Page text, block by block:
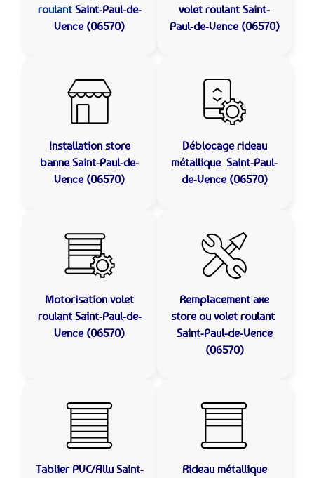
roulant Saint-Paul-de-
Vence (06570)
volet roulant Saint-
Paul-de-Vence (06570)
Installation store
banneSaint-Paul-de-
Vence (06570)
Déblocage rideau
métalliqueSaint-Paul-
de-Vence (06570)
Motorisation volet
roulant Saint-Paul-de-
Vence (06570)
Remplacement axe
store ou volet roulant
Saint-Paul-de-Vence
(06570)
Tablier PVC/Allu Saint-
Rideau métallique